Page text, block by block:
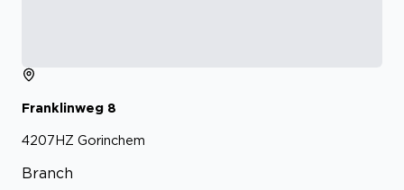
Franklinweg 8
4207HZ Gorinchem
Branch